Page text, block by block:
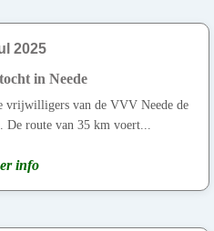
2025
in Neede
vrijwilligers van de VVV Neede de
route van 35 km voert...
info